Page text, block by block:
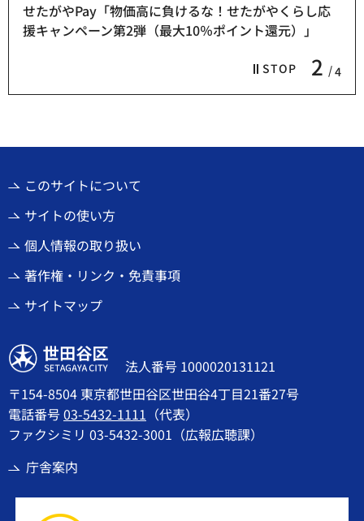
STOP 2 4
せたがやPay「物価高に負けるな！せたがやくらし応
援キャンペーン第2弾（最大10％ポイント還元）」
このサイトについて
サイトの使い方
個人情報の取り扱い
著作権・リンク・免責事項
サイトマップ
世田谷区
法人番号 1000020131121
〒154-8504 東京都世田谷区世田谷4丁目21番27号
電話番号03-5432-1111 （代表）
ファクシミリ 03-5432-3001（広報広聴課）
庁舎案内